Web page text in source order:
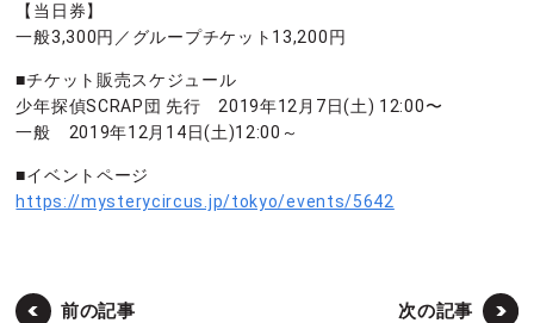
【当日券】
一般3,300円／グループチケット13,200円
■チケット販売スケジュール
少年探偵SCRAP団 先行 2019年12月7日(土) 12:00〜
一般 2019年12月14日(土)12:00～
■イベントページ
https://mysterycircus.jp/tokyo/events/5642
前の記事 次の記事